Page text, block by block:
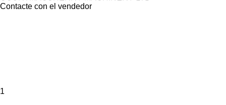
Contacte con el vendedor
1